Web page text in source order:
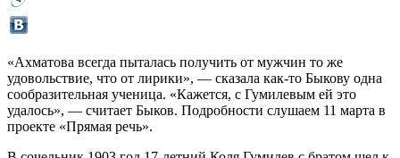
«Ахматова всегда пыталась получить от мужчин то же
удовольствие, что от лирики», — сказала как-то Быкову одна
сообразительная ученица. «Кажется, с Гумилевым ей это
удалось», — считает Быков. Подробности слушаем 11 марта в
проекте «Прямая речь».